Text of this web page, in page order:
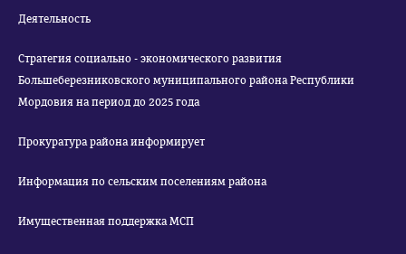
Деятельность
Стратегия социально - экономического развития
Большеберезниковского муниципального района Республики
Мордовия на период до 2025 года
Прокуратура района информирует
Информация по сельским поселениям района
Имущественная поддержка МСП